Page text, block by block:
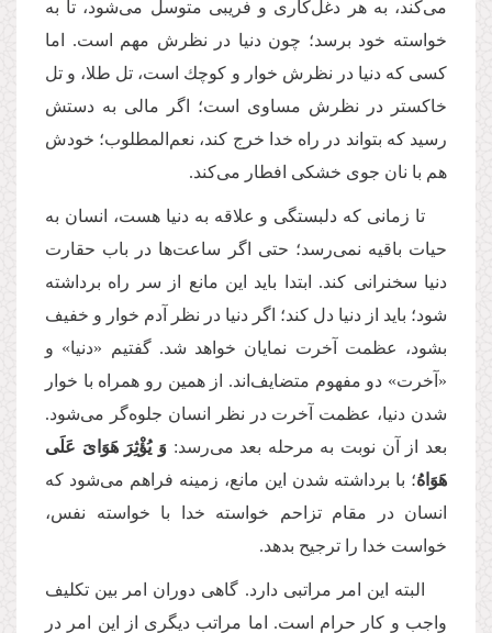
می‌كند، به هر دغل‌كاری و فریبی متوسل می‌شود، تا به
خواسته خود برسد؛ چون دنیا در نظرش مهم است. اما
كسی كه دنیا در نظرش خوار و كوچك است، تل طلا، و تل
خاكستر در نظرش مساوی است؛ اگر مالی به دستش
رسید كه بتواند در راه خدا خرج کند، نعم‌المطلوب؛ خودش
هم با نان جوی خشکی افطار می‌کند.
تا زمانی كه دلبستگی و علاقه به دنیا هست، انسان به
حیات باقیه نمی‌رسد؛ حتی اگر ساعت‌ها در باب حقارت
دنیا سخنرانی كند. ابتدا باید این مانع از سر راه برداشته
شود؛ باید از دنیا دل کند؛ اگر دنیا در نظر آدم خوار و خفیف
بشود، عظمت آخرت نمایان خواهد شد. گفتیم «دنیا» و
«آخرت» دو مفهوم متضایف‌اند.‌ از همین رو همراه با خوار
شدن دنیا، عظمت آخرت در نظر انسان جلوه‌گر می‌شود.
بعد از آن نوبت به مرحله بعد می‌رسد:وَ یُؤْثِرَ هَوَایَ عَلَى
هَوَاهُ؛ با برداشته شدن این مانع، زمینه فراهم می‌شود که
انسان در مقام تزاحم خواسته خدا با خواسته نفس،
خواست خدا را ترجیح بدهد.
البته این امر مراتبی دارد. گاهی دوران امر بین تكلیف
واجب و كار حرام است. اما مراتب دیگری از این امر در